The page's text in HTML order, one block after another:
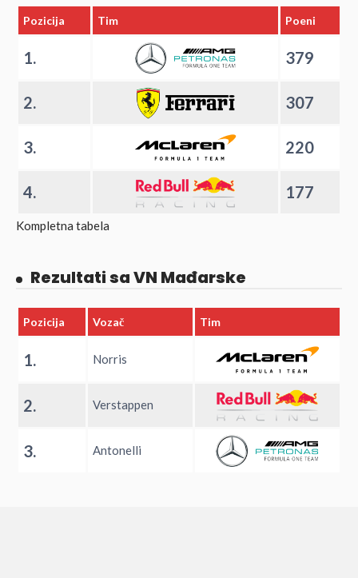
Pozicija Tim Poeni
1. 379
2. 307
3. 220
4. 177
Kompletna tabela
Rezultati sa VN Mađarske
Pozicija Vozač Tim
1. Norris
2. Verstappen
3. Antonelli